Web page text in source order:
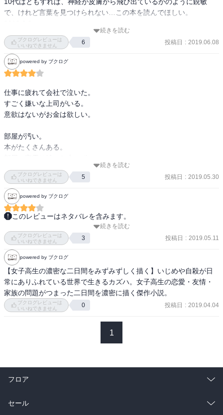
で、けれど言葉を見つけられない…この本を読んでほしい。
続きを読む
ブクログレビューは
いいねできません
6 投稿日 : 2019.06.08
powered by ブクログ
仕事に疲れて会社で泣いた。
すごく嫌いな上司がいる。
意欲はないがお金は欲しい。
部屋が汚い。
本がたくさんある。
友達が少ない。
好きな人がいる。
何かを伝える時にいい言葉が見つからない。
人に気を遣いたくない。
でも1人じゃない。
どこかへ連れ出してくれる人がいる。
私のどこかがおかしくなっても
続きを読む
ブクログレビューは
いいねできません
5 投稿日 : 2019.05.30
powered by ブクログ
このレビューはネタバレを含みます。
セックスは現象。
とても、納得できる言葉。
人間なんてみんな気持ち悪い。
感情も体験も記憶も、本当の意味ではシェアできない。
何を思ってたって、何も起こらなければ何も思ってなかったのと同
じ。
文章のスピードもそうだけど。感情がわーって溢れて、
懐かしかった、で置いてきてしまったけど
たしかにあのころ、いろんなことに怒って悔しくて、言葉が見つか
続きを読む
ブクログレビューは
いいねできません
3 投稿日 : 2019.05.11
powered by ブクログ
【女子高生の濃密な二日間をみずみずしく描く】いじめや自殺が日
常にありふれている世界で生きるカズハ。女子高生の恋愛・友情・
家族の問題がつまった二日間を濃密に描く傑作小説。
ブクログレビューは
いいねできません
0 投稿日 : 2019.04.04
1
フロア
総合
セール